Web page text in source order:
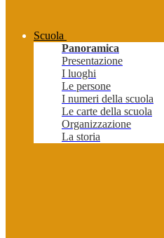
Scuola
Panoramica
Presentazione
I luoghi
Le persone
I numeri della scuola
Le carte della scuola
Organizzazione
La storia